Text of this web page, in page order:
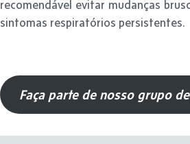
recomendável evitar mudanças
sintomas respiratórios persistentes.
Faça parte de nosso grupo